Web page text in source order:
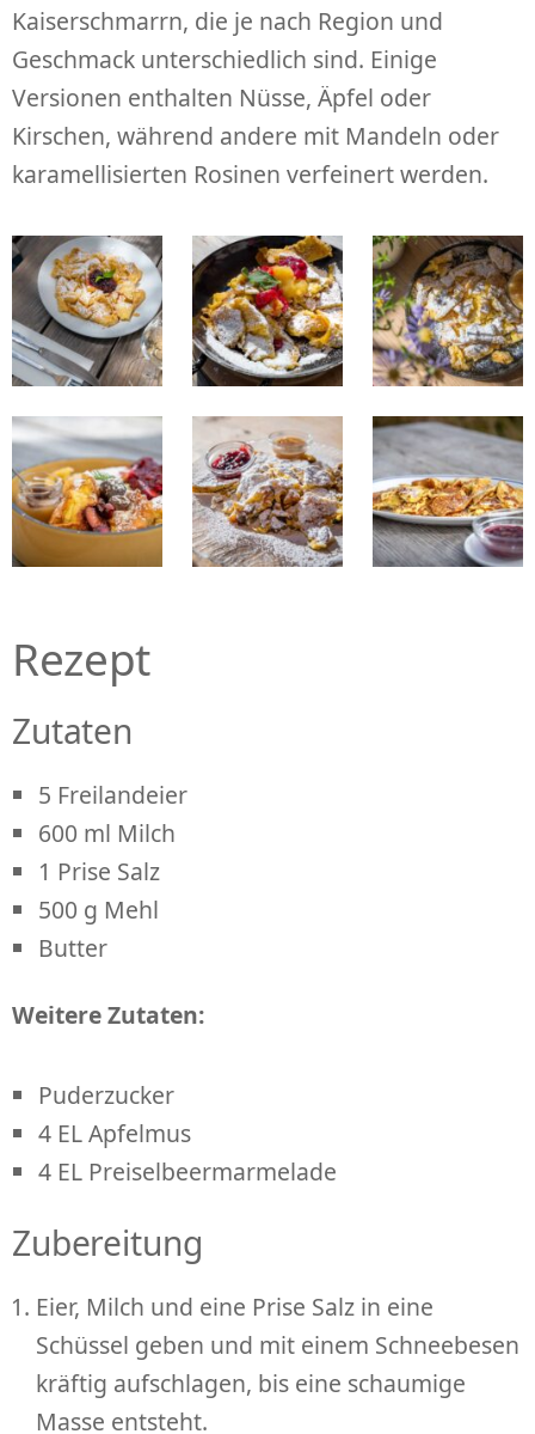
Kaiserschmarrn, die je nach Region und
Geschmack unterschiedlich sind. Einige
Versionen enthalten Nüsse, Äpfel oder
Kirschen, während andere mit Mandeln oder
karamellisierten Rosinen verfeinert werden.
Rezept
Zutaten
5 Freilandeier
600 ml Milch
1 Prise Salz
500 g Mehl
Butter
Weitere Zutaten:
Puderzucker
4 EL Apfelmus
4 EL Preiselbeermarmelade
Zubereitung
Eier, Milch und eine Prise Salz in eine
Schüssel geben und mit einem Schneebesen
kräftig aufschlagen, bis eine schaumige
Masse entsteht.